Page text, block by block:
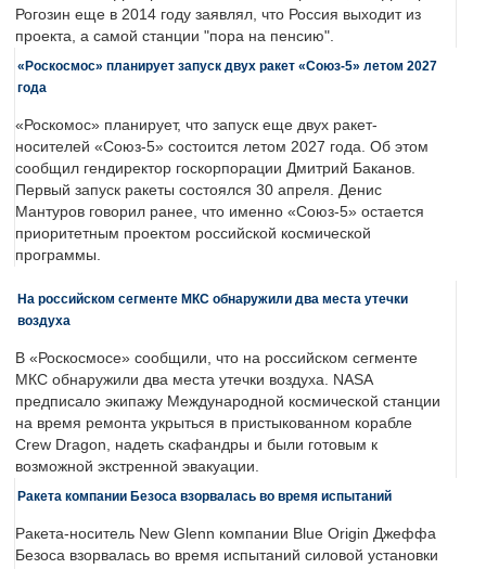
Рогозин еще в 2014 году заявлял, что Россия выходит из
проекта, а самой станции "пора на пенсию".
«Роскосмос» планирует запуск двух ракет «Союз-5» летом 2027
года
«Роскомос» планирует, что запуск еще двух ракет-
носителей «Союз-5» состоится летом 2027 года. Об этом
сообщил гендиректор госкорпорации Дмитрий Баканов.
Первый запуск ракеты состоялся 30 апреля. Денис
Мантуров говорил ранее, что именно «Союз-5» остается
приоритетным проектом российской космической
программы.
На российском сегменте МКС обнаружили два места утечки
воздуха
В «Роскосмосе» сообщили, что на российском сегменте
МКС обнаружили два места утечки воздуха. NASA
предписало экипажу Международной космической станции
на время ремонта укрыться в пристыкованном корабле
Crew Dragon, надеть скафандры и были готовым к
возможной экстренной эвакуации.
Ракета компании Безоса взорвалась во время испытаний
Ракета-носитель New Glenn компании Blue Origin Джеффа
Безоса взорвалась во время испытаний силовой установки